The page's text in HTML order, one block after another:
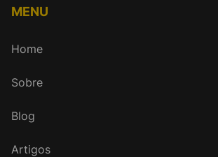
MENU
Home
Sobre
Blog
Artigos